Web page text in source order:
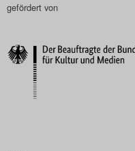
gefördert von